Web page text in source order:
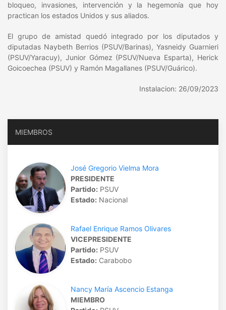
bloqueo, invasiones, intervención y la hegemonía que hoy
practican los estados Unidos y sus aliados.
El grupo de amistad quedó integrado por los diputados y
diputadas Naybeth Berrios (PSUV/Barinas), Yasneidy Guarnieri
(PSUV/Yaracuy), Junior Gómez (PSUV/Nueva Esparta), Herick
Goicoechea (PSUV) y Ramón Magallanes (PSUV/Guárico).
Instalacion: 26/09/2023
MIEMBROS
José Gregorio Vielma Mora
PRESIDENTE
Partido: PSUV
Estado: Nacional
Rafael Enrique Ramos Olivares
VICEPRESIDENTE
Partido: PSUV
Estado: Carabobo
Nancy María Ascencio Estanga
MIEMBRO